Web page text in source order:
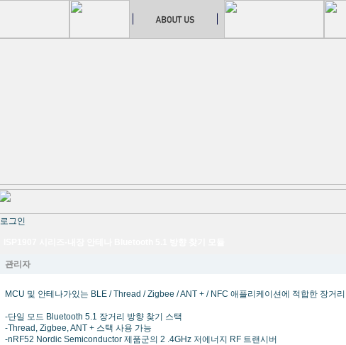
로그인
관리자
MCU 및 안테나가있는 BLE / Thread / Zigbee / ANT + / NFC 애플리케이션에 적합한 장거
-단일 모드 Bluetooth 5.1 장거리 방향 찾기 스택
-Thread, Zigbee, ANT + 스택 사용 가능
-nRF52 Nordic Semiconductor 제품군의 2 .4GHz 저에너지 RF 트랜시버